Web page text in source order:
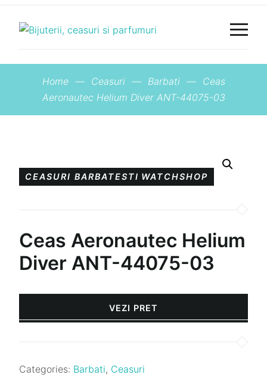
Home — Ceasuri — Barbati —
Ceas
Aeronautec Helium Diver ANT-44075-03
CEASURI BARBATESTI WATCHSHOP
Ceas Aeronautec Helium
Diver ANT-44075-03
VEZI PRET
Categories: Barbati, Ceasuri